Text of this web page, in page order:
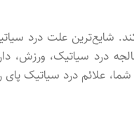
شایع‌ترین علت درد
درد سیاتیک، ورزش،
شما، علائم درد سیاتیک